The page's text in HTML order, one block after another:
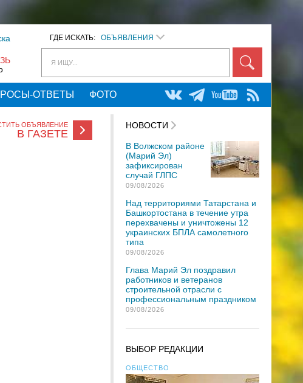
ГДЕ ИСКАТЬ: ОБЪЯВЛЕНИЯ
Я ИЩУ...
ОТВЕТЫ ФОТО
ОБЪЯВЛЕНИЕ
В ГАЗЕТЕ
НОВОСТИ
В Волжском районе
(Марий Эл)
зафиксирован
случай ГЛПС
09/08/2026
Над территориями Татарстана и
Башкортостана в течение утра
перехвачены и уничтожены 12
украинских БПЛА самолетного
типа
09/08/2026
Глава Марий Эл поздравил
работников и ветеранов
строительной отрасли с
профессиональным праздником
09/08/2026
ВЫБОР РЕДАКЦИИ
ОБЩЕСТВО